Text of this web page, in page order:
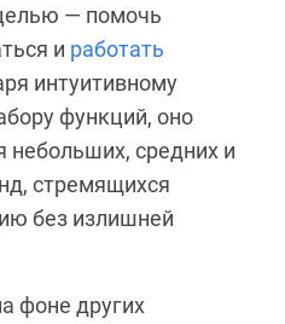
— помочь
и работать
интуитивному
функций, оно
небольших, средних и
стремящихся
без излишней
фоне других